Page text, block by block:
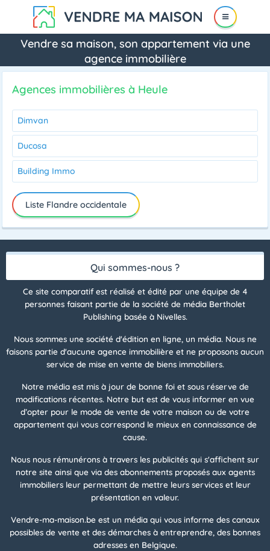
Vendre sa maison, son appartement via une
agence immobilière
Agences immobilières à Heule
Dimvan
Ducosa
Building Immo
Liste Flandre occidentale
Qui sommes-nous ?
Ce site comparatif est réalisé et édité par une équipe de 4
personnes faisant partie de la société de média Bertholet
Publishing basée à Nivelles.
Nous sommes une société d'édition en ligne, un média. Nous ne
faisons partie d'aucune agence immobilière et ne proposons aucun
service de mise en vente de biens immobiliers.
Notre média est mis à jour de bonne foi et sous réserve de
modifications récentes. Notre but est de vous informer en vue
d’opter pour le mode de vente de votre maison ou de votre
appartement qui vous correspond le mieux en connaissance de
cause.
Nous nous rémunérons à travers les publicités qui s'affichent sur
notre site ainsi que via des abonnements proposés aux agents
immobiliers leur permettant de mettre leurs services et leur
présentation en valeur.
Vendre-ma-maison.be est un média qui vous informe des canaux
possibles de vente et des démarches à entreprendre, des bonnes
adresses en Belgique.